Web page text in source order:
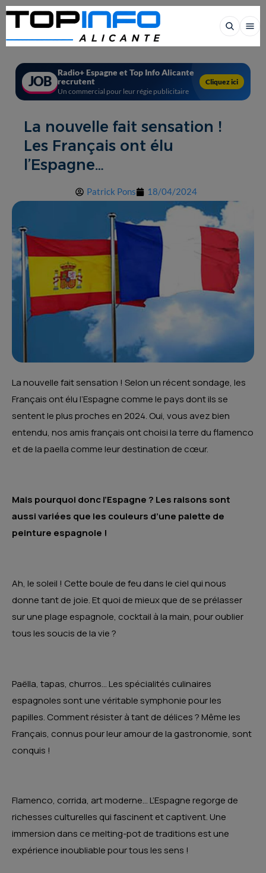
JOB
Radio+ Espagne et Top Info Alicante
recrutent
Un commercial pour leur régie publicitaire
Cliquez ici
La nouvelle fait sensation !
Les Français ont élu
l’Espagne…
Patrick Pons 18/04/2024
La nouvelle fait sensation ! Selon un récent sondage, les
Français ont élu l’Espagne comme le pays dont ils se
sentent le plus proches en 2024. Oui, vous avez bien
entendu, nos amis français ont choisi la terre du flamenco
et de la paella comme leur destination de cœur.
Mais pourquoi donc l’Espagne ? Les raisons sont
aussi variées que les couleurs d’une palette de
peinture espagnole !
Ah, le soleil ! Cette boule de feu dans le ciel qui nous
donne tant de joie. Et quoi de mieux que de se prélasser
sur une plage espagnole, cocktail à la main, pour oublier
tous les soucis de la vie ?
Paëlla, tapas, churros… Les spécialités culinaires
espagnoles sont une véritable symphonie pour les
papilles. Comment résister à tant de délices ? Même les
Français, connus pour leur amour de la gastronomie, sont
conquis !
Flamenco, corrida, art moderne… L’Espagne regorge de
richesses culturelles qui fascinent et captivent. Une
immersion dans ce melting-pot de traditions est une
expérience inoubliable pour tous les sens !